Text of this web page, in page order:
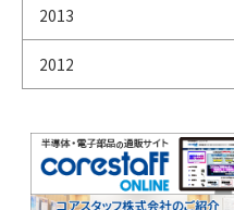
2013
2012